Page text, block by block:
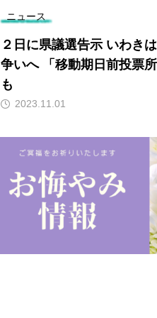
ニュース
２日に県議選告示 いわき
争いへ 「移動期日前投票
も
2023.11.01